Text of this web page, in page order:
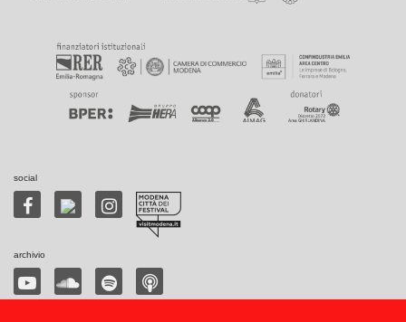
social
archivio